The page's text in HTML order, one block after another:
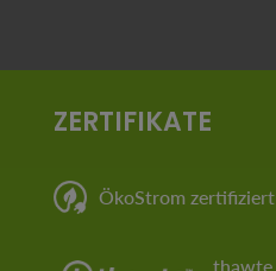
ZERTIFIKATE
ÖkoStrom zertifiziert
thawte